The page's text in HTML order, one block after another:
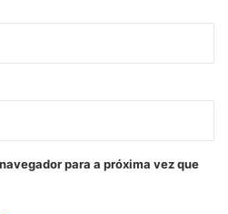
para a próxima vez que